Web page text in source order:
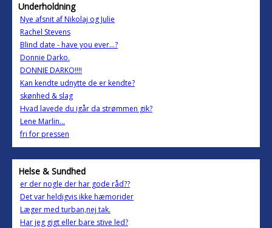
Underholdning
Nye afsnit af Nikolaj og Julie
Rachel Stevens
Blind date - have you ever...?
Donnie Darko.
DONNIE DARKO!!!!
Kan kendte udnytte de er kendte?
skønhed & slag
Hvad lavede du igår da strømmen gik?
Lene Marlin...
fri for pressen
Helse & Sundhed
er der nogle der har gode råd??
Det var heldigvis ikke hæmorider
Læger med turban,nej tak.
Har jeg gigt eller bare stive led?